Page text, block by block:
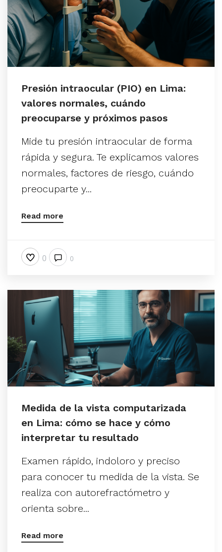
Presión intraocular (PIO) en Lima:
valores normales, cuándo
preocuparse y próximos pasos
Mide tu presión intraocular de forma
rápida y segura. Te explicamos valores
normales, factores de riesgo, cuándo
preocuparte y...
Read more
0 0
Medida de la vista computarizada
en Lima: cómo se hace y cómo
interpretar tu resultado
Examen rápido, indoloro y preciso
para conocer tu medida de la vista. Se
realiza con autorefractómetro y
orienta sobre...
Read more